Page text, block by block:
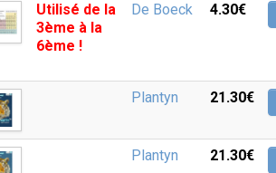
Utilisé de la
3ème à la
6ème !
De Boeck 4.30‎€
Plantyn 21.30‎€
Plantyn 21.30‎€